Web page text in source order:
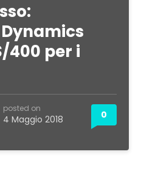
400 per i
posted on
4 Maggio 2018 0